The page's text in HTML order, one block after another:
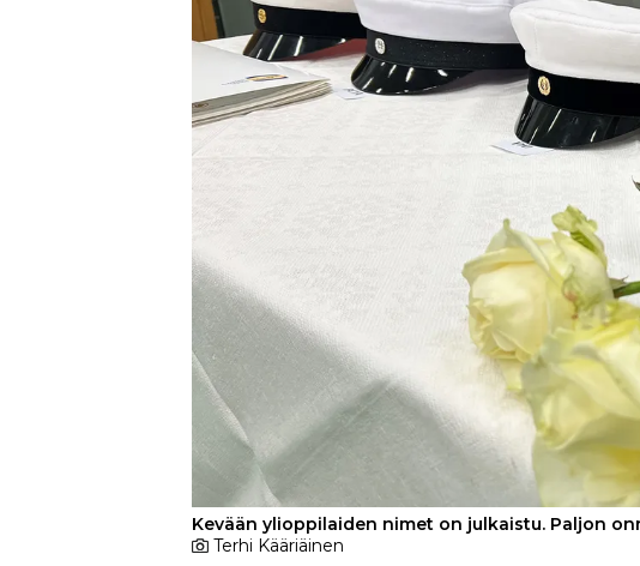
Kevään ylioppilaiden nimet on julkaistu. Paljon
Terhi Kääriäinen